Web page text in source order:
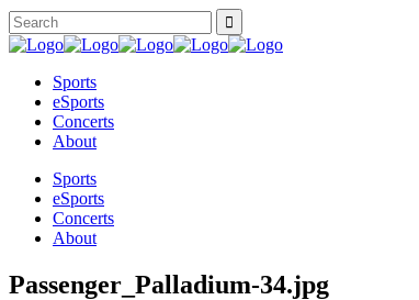
Sports
eSports
Concerts
About
Sports
eSports
Concerts
About
Passenger_Palladium-34.jpg